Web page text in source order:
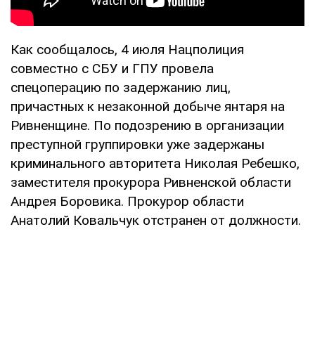
Как сообщалось, 4 июля Нацполиция
совместно с СБУ и ГПУ провела
спецоперацию по задержанию лиц,
причастных к незаконной добыче янтаря на
Ривненщине. По подозрению в организации
преступной группировки уже задержаны
криминального авторитета Николая Ребешко,
заместителя прокурора Ривненской области
Андрея Боровика. Прокурор области
Анатолий Ковальчук отстранен от должности.